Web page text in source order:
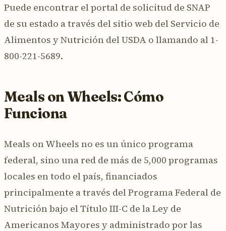
Puede encontrar el portal de solicitud de SNAP
de su estado a través del sitio web del Servicio de
Alimentos y Nutrición del USDA o llamando al 1-
800-221-5689.
Meals on Wheels: Cómo
Funciona
Meals on Wheels no es un único programa
federal, sino una red de más de 5,000 programas
locales en todo el país, financiados
principalmente a través del Programa Federal de
Nutrición bajo el Título III-C de la Ley de
Americanos Mayores y administrado por las